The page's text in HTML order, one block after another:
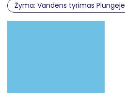
Žyma: Vandens tyrimas Plungėje